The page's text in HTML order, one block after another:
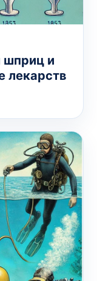
шприц и
лекарств